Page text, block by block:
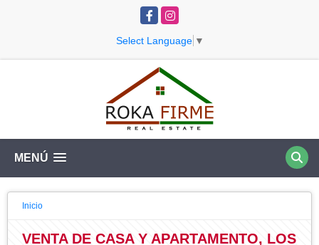
FacebookInstagram
Select Language ▼
MENÚ
Inicio
VENTA DE CASA Y APARTAMENTO, LOS